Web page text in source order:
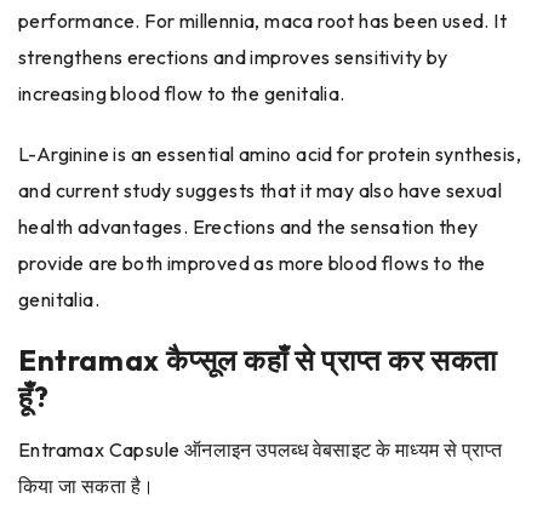
performance. For millennia, maca root has been used. It
strengthens erections and improves sensitivity by
increasing blood flow to the genitalia.
L-Arginine is an essential amino acid for protein synthesis,
and current study suggests that it may also have sexual
health advantages. Erections and the sensation they
provide are both improved as more blood flows to the
genitalia.
Entramax कैप्सूल कहाँ से प्राप्त कर सकता
हूँ?
Entramax Capsule ऑनलाइन उपलब्ध वेबसाइट के माध्यम से प्राप्त
किया जा सकता है।